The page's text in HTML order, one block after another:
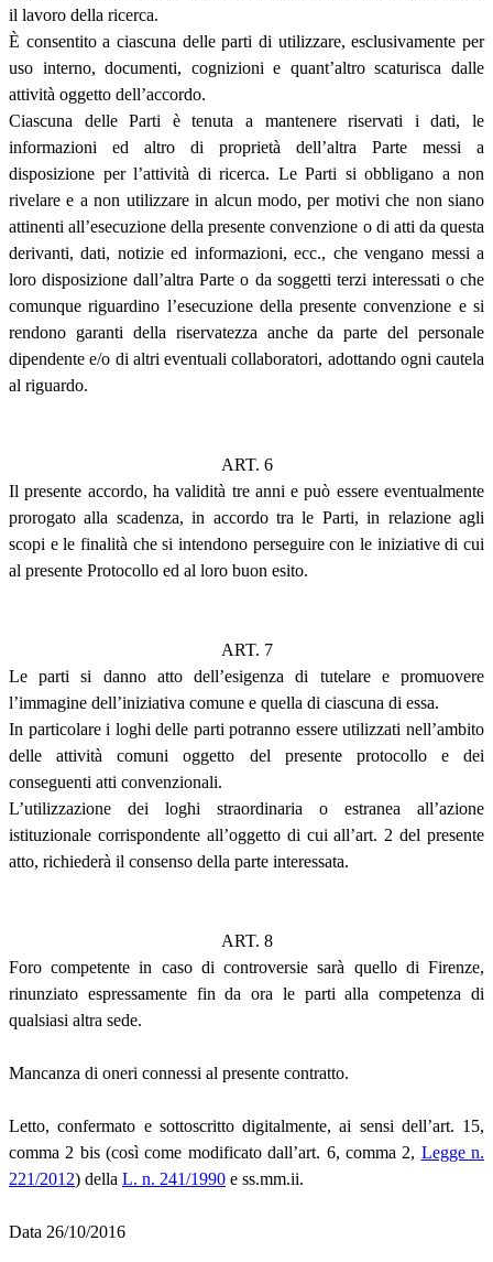
il lavoro della ricerca.
È consentito a ciascuna delle parti di utilizzare, esclusivamente per
uso interno, documenti, cognizioni e quant’altro scaturisca dalle
attività oggetto dell’accordo.
Ciascuna delle Parti è tenuta a mantenere riservati i dati, le
informazioni ed altro di proprietà dell’altra Parte messi a
disposizione per l’attività di ricerca. Le Parti si obbligano a non
rivelare e a non utilizzare in alcun modo, per motivi che non siano
attinenti all’esecuzione della presente convenzione o di atti da questa
derivanti, dati, notizie ed informazioni, ecc., che vengano messi a
loro disposizione dall’altra Parte o da soggetti terzi interessati o che
comunque riguardino l’esecuzione della presente convenzione e si
rendono garanti della riservatezza anche da parte del personale
dipendente e/o di altri eventuali collaboratori, adottando ogni cautela
al riguardo.
ART. 6
Il presente accordo, ha validità tre anni e può essere eventualmente
prorogato alla scadenza, in accordo tra le Parti, in relazione agli
scopi e le finalità che si intendono perseguire con le iniziative di cui
al presente Protocollo ed al loro buon esito.
ART. 7
Le parti si danno atto dell’esigenza di tutelare e promuovere
l’immagine dell’iniziativa comune e quella di ciascuna di essa.
In particolare i loghi delle parti potranno essere utilizzati nell’ambito
delle attività comuni oggetto del presente protocollo e dei
conseguenti atti convenzionali.
L’utilizzazione dei loghi straordinaria o estranea all’azione
istituzionale corrispondente all’oggetto di cui all’art. 2 del presente
atto, richiederà il consenso della parte interessata.
ART. 8
Foro competente in caso di controversie sarà quello di Firenze,
rinunziato espressamente fin da ora le parti alla competenza di
qualsiasi altra sede.
Mancanza di oneri connessi al presente contratto.
Letto, confermato e sottoscritto digitalmente, ai sensi dell’art. 15,
comma 2 bis (così come modificato dall’art. 6, comma 2, Legge n.
221/2012) della L. n. 241/1990 e ss.mm.ii.
Data 26/10/2016